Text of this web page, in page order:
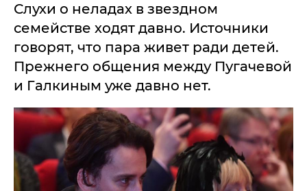
Слухи о неладах в звездном
семействе ходят давно. Источники
говорят, что пара живет ради детей.
Прежнего общения между Пугачевой
и Галкиным уже давно нет.